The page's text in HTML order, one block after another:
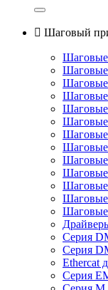
 Шаговый
Шаговые
Шаговые
Шаговые
Шаговые
Шаговые
Шаговые
Шаговые
Шаговые
Шаговые
Шаговые
Шаговые
Шаговые
Шаговые
Серия
Серия
Ethercat
Серия